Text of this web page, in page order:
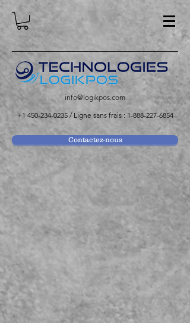
info@logikpos.com
+1 450-234-0235/ Ligne sans frais : 1-888-227-6854
Contactez-nous